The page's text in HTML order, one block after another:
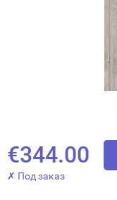
€344.00
✗ Под заказ